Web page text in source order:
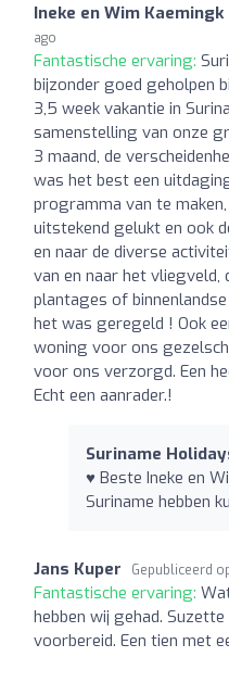
Ineke en Wim Kaemingk
ago
Fantastische ervaring:
bijzonder goed geholpen
3,5 week vakantie in
samenstelling van onze
3 maand, de
was het best een
programma van te
uitstekend gelukt en ook
en naar de diverse
van en naar het vliegveld,
plantages of
het was geregeld ! Ook
woning voor ons
voor ons verzorgd. Een
Echt een aanrader.!
Suriname
♥ Beste Ineke en
Suriname hebben
Jans Kuper Gepubliceerd
Fantastische ervaring:
hebben wij gehad.
voorbereid. Een tien met